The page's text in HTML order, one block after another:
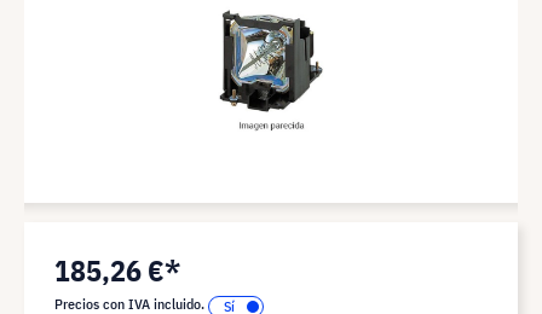
185,26 €*
Precios con IVA incluido.